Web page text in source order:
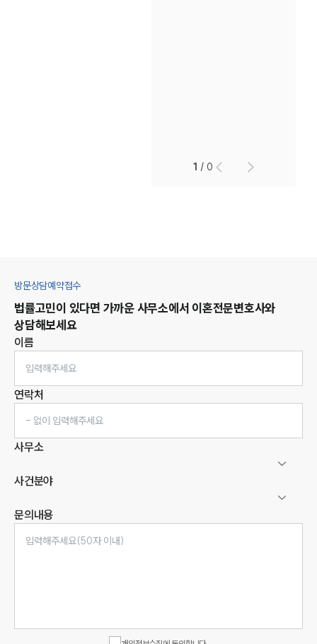
1 /0
방문상담예약접수
법률고민이 있다면 가까운 사무소에서 이혼전문변호사와
상담해보세요
이름
연락처
사무소
사건분야
문의내용